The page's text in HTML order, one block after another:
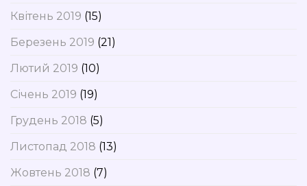
Квітень 2019 (15)
Березень 2019 (21)
Лютий 2019 (10)
Січень 2019 (19)
Грудень 2018 (5)
Листопад 2018 (13)
Жовтень 2018 (7)